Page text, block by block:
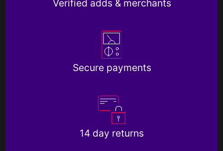
Verified adds & merchants
Secure payments
14 day returns